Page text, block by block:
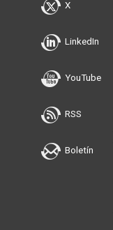
X
LinkedIn
YouTube
RSS
Boletín